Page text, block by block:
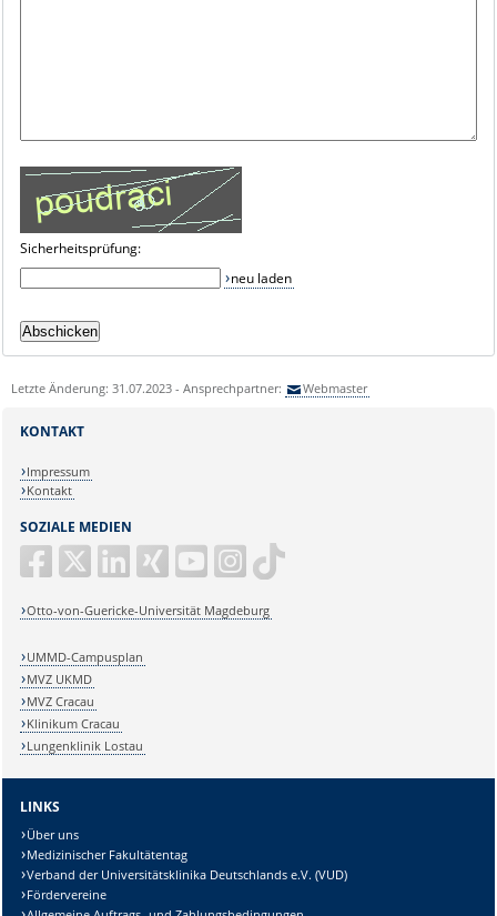
Sicherheitsprüfung:
neu laden
Letzte Änderung: 31.07.2023 - Ansprechpartner: Webmaster
SOZIALE MEDIEN
Otto-von-Guericke-Universität Magdeburg
KONTAKT
Impressum
Kontakt
UMMD-Campusplan
MVZ UKMD
MVZ Cracau
Klinikum Cracau
Lungenklinik Lostau
LINKS
Über uns
Medizinischer Fakultätentag
Verband der Universitätsklinika Deutschlands e.V. (VUD)
Fördervereine